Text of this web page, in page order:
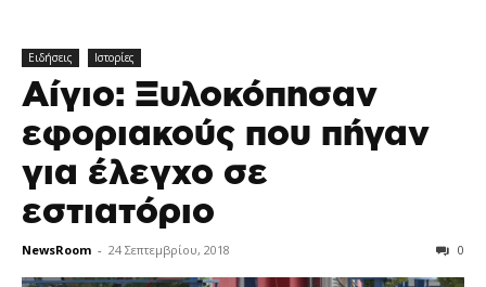
Ειδήσεις Ιστορίες
Αίγιο: Ξυλοκόπησαν
εφοριακούς που πήγαν
για έλεγχο σε
εστιατόριο
NewsRoom - 24 Σεπτεμβρίου, 2018 0